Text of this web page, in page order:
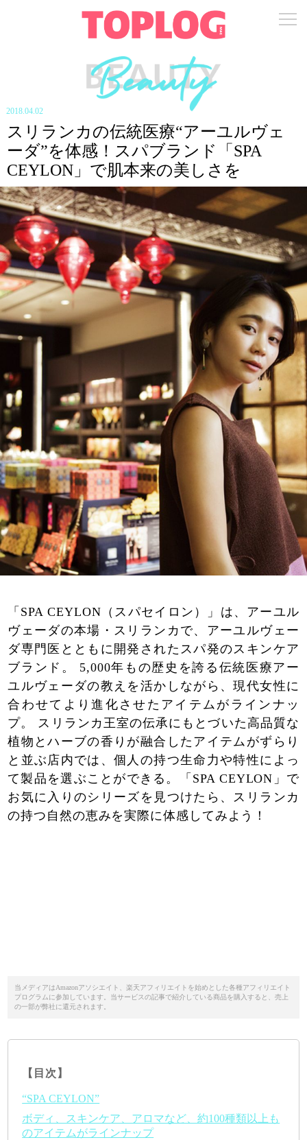
2018.04.02
スリランカの伝統医療“アーユルヴェ
ーダ”を体感！スパブランド「SPA
CEYLON」で肌本来の美しさを
「SPA CEYLON（スパセイロン）」は、アーユル
ヴェーダの本場・スリランカで、アーユルヴェー
ダ専門医とともに開発されたスパ発のスキンケア
ブランド。 5,000年もの歴史を誇る伝統医療アー
ユルヴェーダの教えを活かしながら、現代女性に
合わせてより進化させたアイテムがラインナッ
プ。 スリランカ王室の伝承にもとづいた高品質な
植物とハーブの香りが融合したアイテムがずらり
と並ぶ店内では、個人の持つ生命力や特性によっ
て製品を選ぶことができる。「SPA CEYLON」で
お気に入りのシリーズを見つけたら、スリランカ
の持つ自然の恵みを実際に体感してみよう！
当メディアはAmazonアソシエイト、楽天アフィリエイトを始めとした各種アフィリエイト
プログラムに参加しています。当サービスの記事で紹介している商品を購入すると、売上
の一部が弊社に還元されます。
【目次】
“SPA CEYLON”
ボディ、スキンケア、アロマなど、約100種類以上も
のアイテムがラインナップ